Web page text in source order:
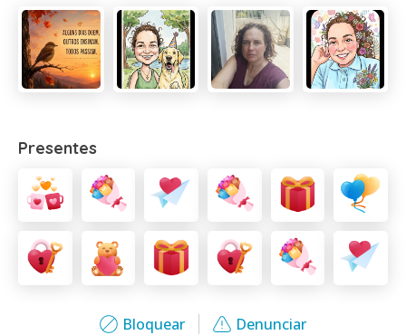
Bloquear Denunciar
Presentes